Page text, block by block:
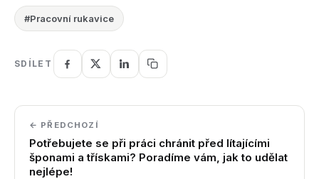
#Pracovní rukavice
SDÍLET
← PŘEDCHOZÍ
Potřebujete se při práci chránit před lítajícími
šponami a třískami? Poradíme vám, jak to udělat
nejlépe!